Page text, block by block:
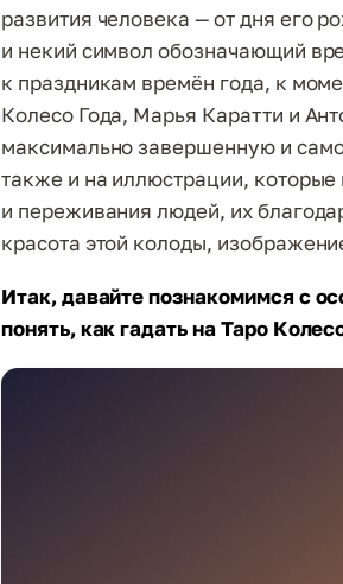
развития человека — от дня его
и некий символ обозначающий
к праздникам времён года, к
Колесо Года, Марья Каратти и
максимально завершенную и
также и на иллюстрации,
и переживания людей, их
красота этой колоды,
Итак, давайте познакомимся с
понять, как гадать на Таро